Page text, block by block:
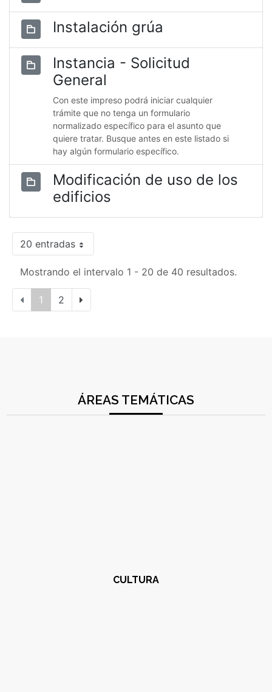
Instalación grúa
Instancia - Solicitud
General
Con este impreso podrá iniciar cualquier
trámite que no tenga un formulario
normalizado específico para el asunto que
quiere tratar. Busque antes en este listado si
hay algún formulario específico.
Modificación de uso de los
edificios
20 entradas
Mostrando el intervalo 1 - 20 de 40 resultados.
1 2
ÁREAS TEMÁTICAS
CULTURA